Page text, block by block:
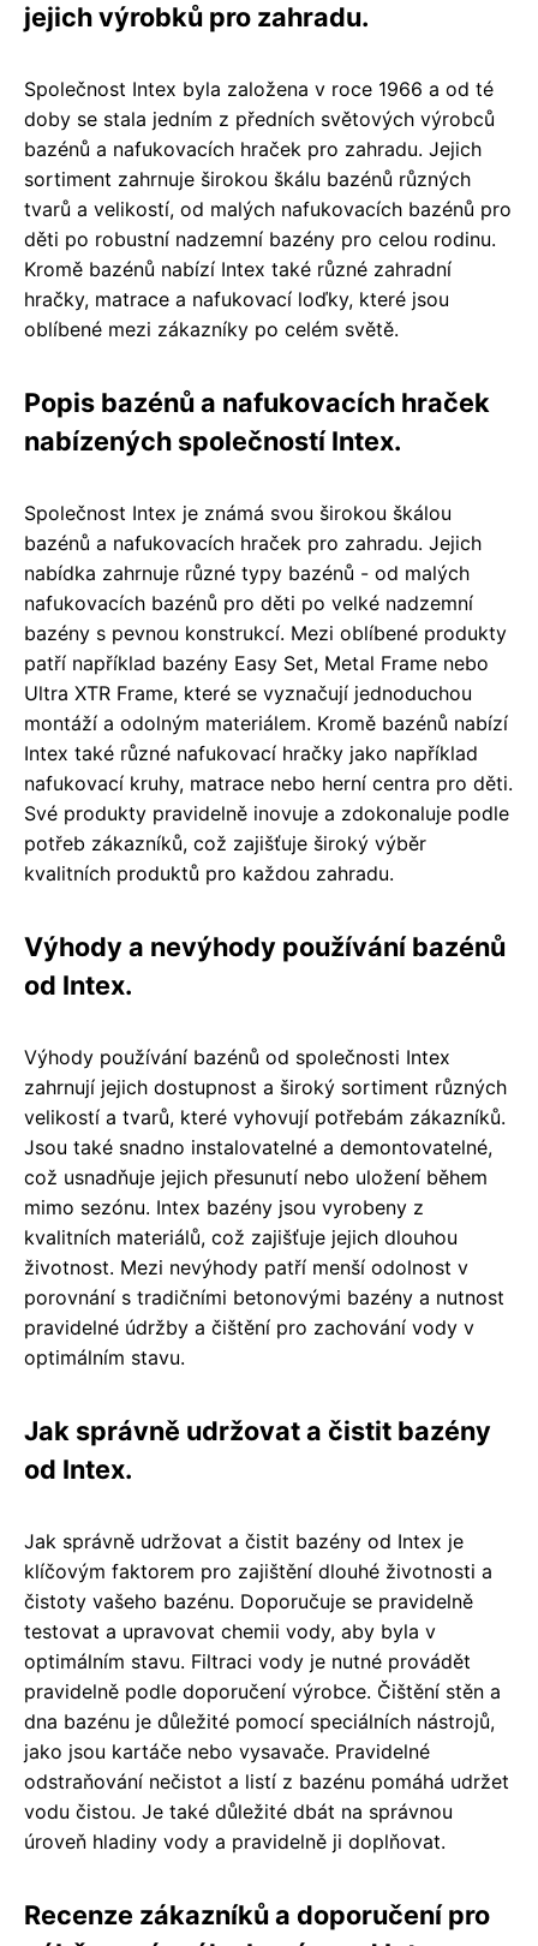
jejich výrobků pro zahradu.
Společnost Intex byla založena v roce 1966 a od té
doby se stala jedním z předních světových výrobců
bazénů a nafukovacích hraček pro zahradu. Jejich
sortiment zahrnuje širokou škálu bazénů různých
tvarů a velikostí, od malých nafukovacích bazénů pro
děti po robustní nadzemní bazény pro celou rodinu.
Kromě bazénů nabízí Intex také různé zahradní
hračky, matrace a nafukovací loďky, které jsou
oblíbené mezi zákazníky po celém světě.
Popis bazénů a nafukovacích hraček
nabízených společností Intex.
Společnost Intex je známá svou širokou škálou
bazénů a nafukovacích hraček pro zahradu. Jejich
nabídka zahrnuje různé typy bazénů - od malých
nafukovacích bazénů pro děti po velké nadzemní
bazény s pevnou konstrukcí. Mezi oblíbené produkty
patří například bazény Easy Set, Metal Frame nebo
Ultra XTR Frame, které se vyznačují jednoduchou
montáží a odolným materiálem. Kromě bazénů nabízí
Intex také různé nafukovací hračky jako například
nafukovací kruhy, matrace nebo herní centra pro děti.
Své produkty pravidelně inovuje a zdokonaluje podle
potřeb zákazníků, což zajišťuje široký výběr
kvalitních produktů pro každou zahradu.
Výhody a nevýhody používání bazénů
od Intex.
Výhody používání bazénů od společnosti Intex
zahrnují jejich dostupnost a široký sortiment různých
velikostí a tvarů, které vyhovují potřebám zákazníků.
Jsou také snadno instalovatelné a demontovatelné,
což usnadňuje jejich přesunutí nebo uložení během
mimo sezónu. Intex bazény jsou vyrobeny z
kvalitních materiálů, což zajišťuje jejich dlouhou
životnost. Mezi nevýhody patří menší odolnost v
porovnání s tradičními betonovými bazény a nutnost
pravidelné údržby a čištění pro zachování vody v
optimálním stavu.
Jak správně udržovat a čistit bazény
od Intex.
Jak správně udržovat a čistit bazény od Intex je
klíčovým faktorem pro zajištění dlouhé životnosti a
čistoty vašeho bazénu. Doporučuje se pravidelně
testovat a upravovat chemii vody, aby byla v
optimálním stavu. Filtraci vody je nutné provádět
pravidelně podle doporučení výrobce. Čištění stěn a
dna bazénu je důležité pomocí speciálních nástrojů,
jako jsou kartáče nebo vysavače. Pravidelné
odstraňování nečistot a listí z bazénu pomáhá udržet
vodu čistou. Je také důležité dbát na správnou
úroveň hladiny vody a pravidelně ji doplňovat.
Recenze zákazníků a doporučení pro